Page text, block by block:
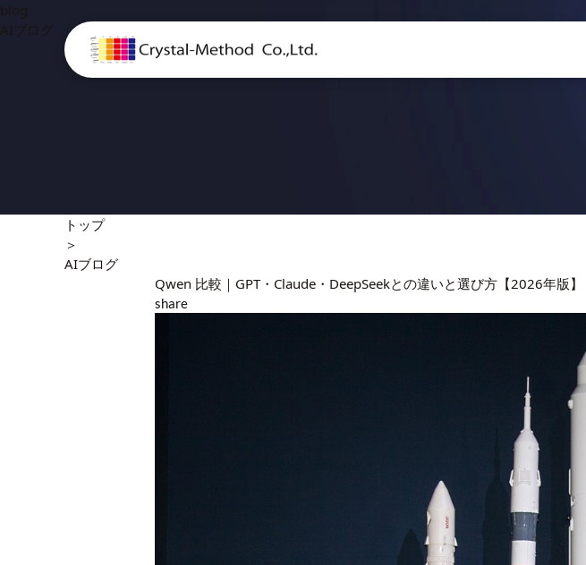
blog
AIブログ
トップ
＞
AIブログ
Qwen 比較｜GPT・Claude・DeepSeekとの違いと選び方【2026年版】
share